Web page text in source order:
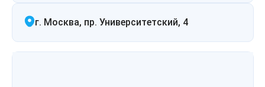
г. Москва, пр. Университетский, 4